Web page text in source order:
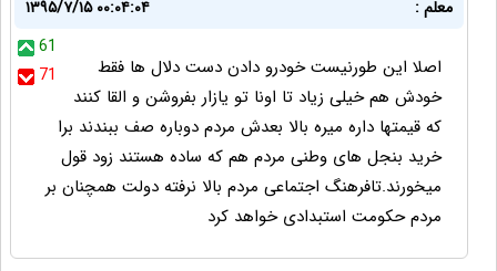
معلم :
۱۳۹۵/۷/۱۵ ۰۰:۰۴:۰۴
61
71
اصلا این طورنیست خودرو دادن دست دلال ها فقط
خودش هم خیلی زیاد تا اونا تو یازار بفروشن و القا کنند
که قیمتها داره میره بالا بعدش مردم دوباره صف ببندند برا
خرید بنجل های وطنی مردم هم که ساده هستند زود قول
میخورند.تافرهنگ اجتماعی مردم بالا نرفته دولت همچنان بر
مردم حکومت استبدادی خواهد کرد